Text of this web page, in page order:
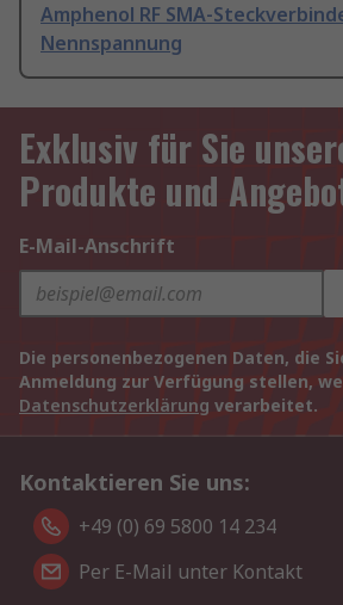
Amphenol RF SMA-
Nennspannung
Exklusiv für Sie
Produkte und
E-Mail-Anschrift
Die personenbezogenen Daten, die
Anmeldung zur Verfügung stellen,
Datenschutzerklärung verarbeitet.
Kontaktieren Sie uns:
+49 (0) 69 5800 14 234
Per E-Mail unter Kontakt